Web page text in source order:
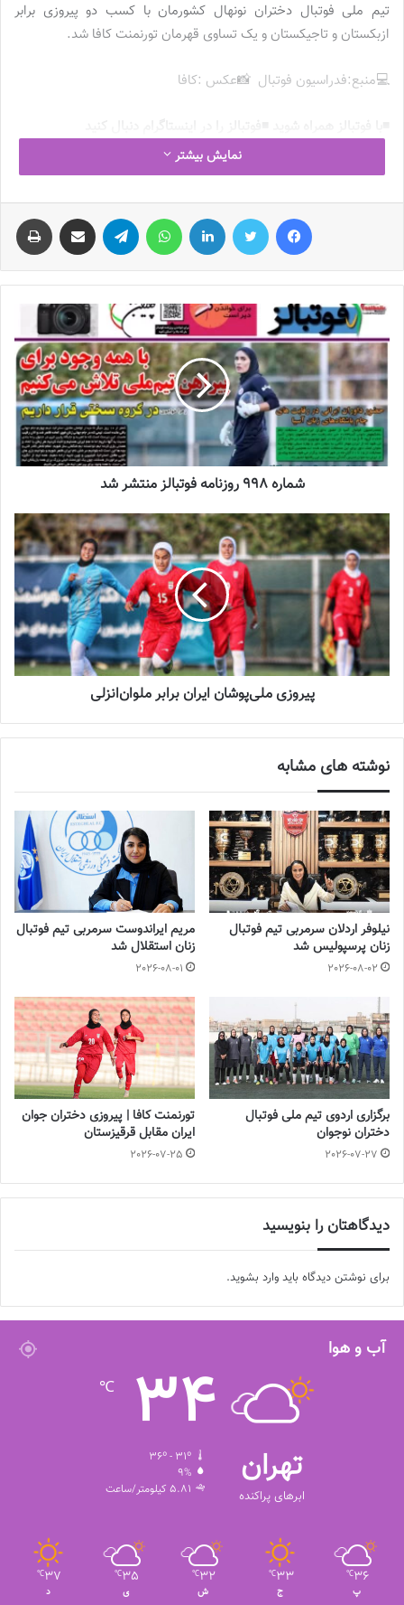
تیم ملی فوتبال دختران نونهال کشورمان با کسب دو پیروزی برابر
ازبکستان و تاجیکستان و یک تساوی قهرمان تورنمنت کافا شد.
💻منبع:فدراسیون فوتبال 📸عکس :کافا
نوشته های مشابه
چالش هاى ليست جدید تيم ملى فوتبال
زنان
تازه‌ترین خبرها از درمان ۲ ملی‌پوش فوتبال
زنان
2023-12-24
دعوت آزمون از 30 بازیکن به اردوی تیم ملی
2023-03-21
2022-12-10
برچسب ها پروانه کران خسروی تیم ملی فوتبال
فدراسیون فوتبال
فوتبال بانوان
نمایش بیشتر
شماره 998 روزنامه فوتبالز منتشر شد
پیروزی ملی‌پوشان ایران برابر ملوان‌انزلی
نوشته های مشابه
نیلوفر اردلان سرمربی تیم فوتبال
زنان پرسپولیس شد
2026-08-02
مریم ایراندوست سرمربی تیم فوتبال
زنان استقلال شد
2026-08-01
برگزاری اردوی تیم ملی فوتبال
دختران نوجوان
2026-07-27
تورنمنت کافا | پیروزی دختران جوان
ایران مقابل قرقیزستان
2026-07-25
دیدگاهتان را بنویسید
برای نوشتن دیدگاه باید وارد بشوید.
آب و هوا
تهران
ابرهای پراکنده
34
℃
36º - 31º
9%
5.81 کیلومتر/ساعت
36
℃
پ
33
℃
ج
32
℃
ش
35
℃
ی
37
℃
د